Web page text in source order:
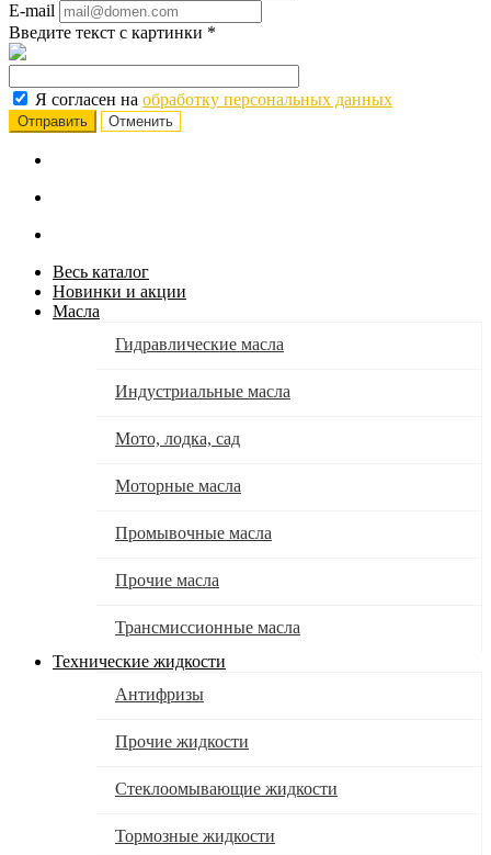
E-mail
Введите текст с картинки *
Я согласен на обработку персональных данных
Отменить
Весь каталог
Новинки и акции
Масла
Гидравлические масла
Индустриальные масла
Мото, лодка, сад
Моторные масла
Промывочные масла
Прочие масла
Трансмиссионные масла
Технические жидкости
Антифризы
Прочие жидкости
Стеклоомывающие жидкости
Тормозные жидкости